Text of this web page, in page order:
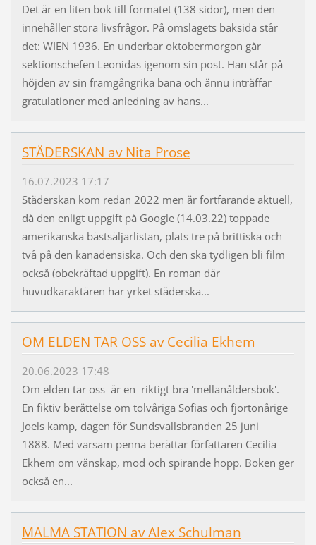
Det är en liten bok till formatet (138 sidor), men den
innehåller stora livsfrågor. På omslagets baksida står
det: WIEN 1936. En underbar oktobermorgon går
sektionschefen Leonidas igenom sin post. Han står på
höjden av sin framgångrika bana och ännu inträffar
gratulationer med anledning av hans...
STÄDERSKAN av Nita Prose
16.07.2023 17:17
Städerskan kom redan 2022 men är fortfarande aktuell,
då den enligt uppgift på Google (14.03.22) toppade
amerikanska bästsäljarlistan, plats tre på brittiska och
två på den kanadensiska. Och den ska tydligen bli film
också (obekräftad uppgift). En roman där
huvudkaraktären har yrket städerska...
OM ELDEN TAR OSS av Cecilia Ekhem
20.06.2023 17:48
Om elden tar oss är en riktigt bra 'mellanåldersbok'.
En fiktiv berättelse om tolvåriga Sofias och fjortonårige
Joels kamp, dagen för Sundsvallsbranden 25 juni
1888. Med varsam penna berättar författaren Cecilia
Ekhem om vänskap, mod och spirande hopp. Boken ger
också en...
MALMA STATION av Alex Schulman